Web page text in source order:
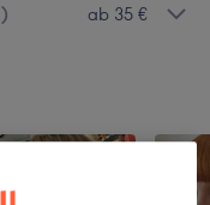
) ab 35 €